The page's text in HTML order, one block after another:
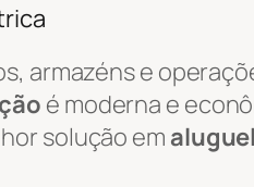
armazéns e
é moderna e
solução em